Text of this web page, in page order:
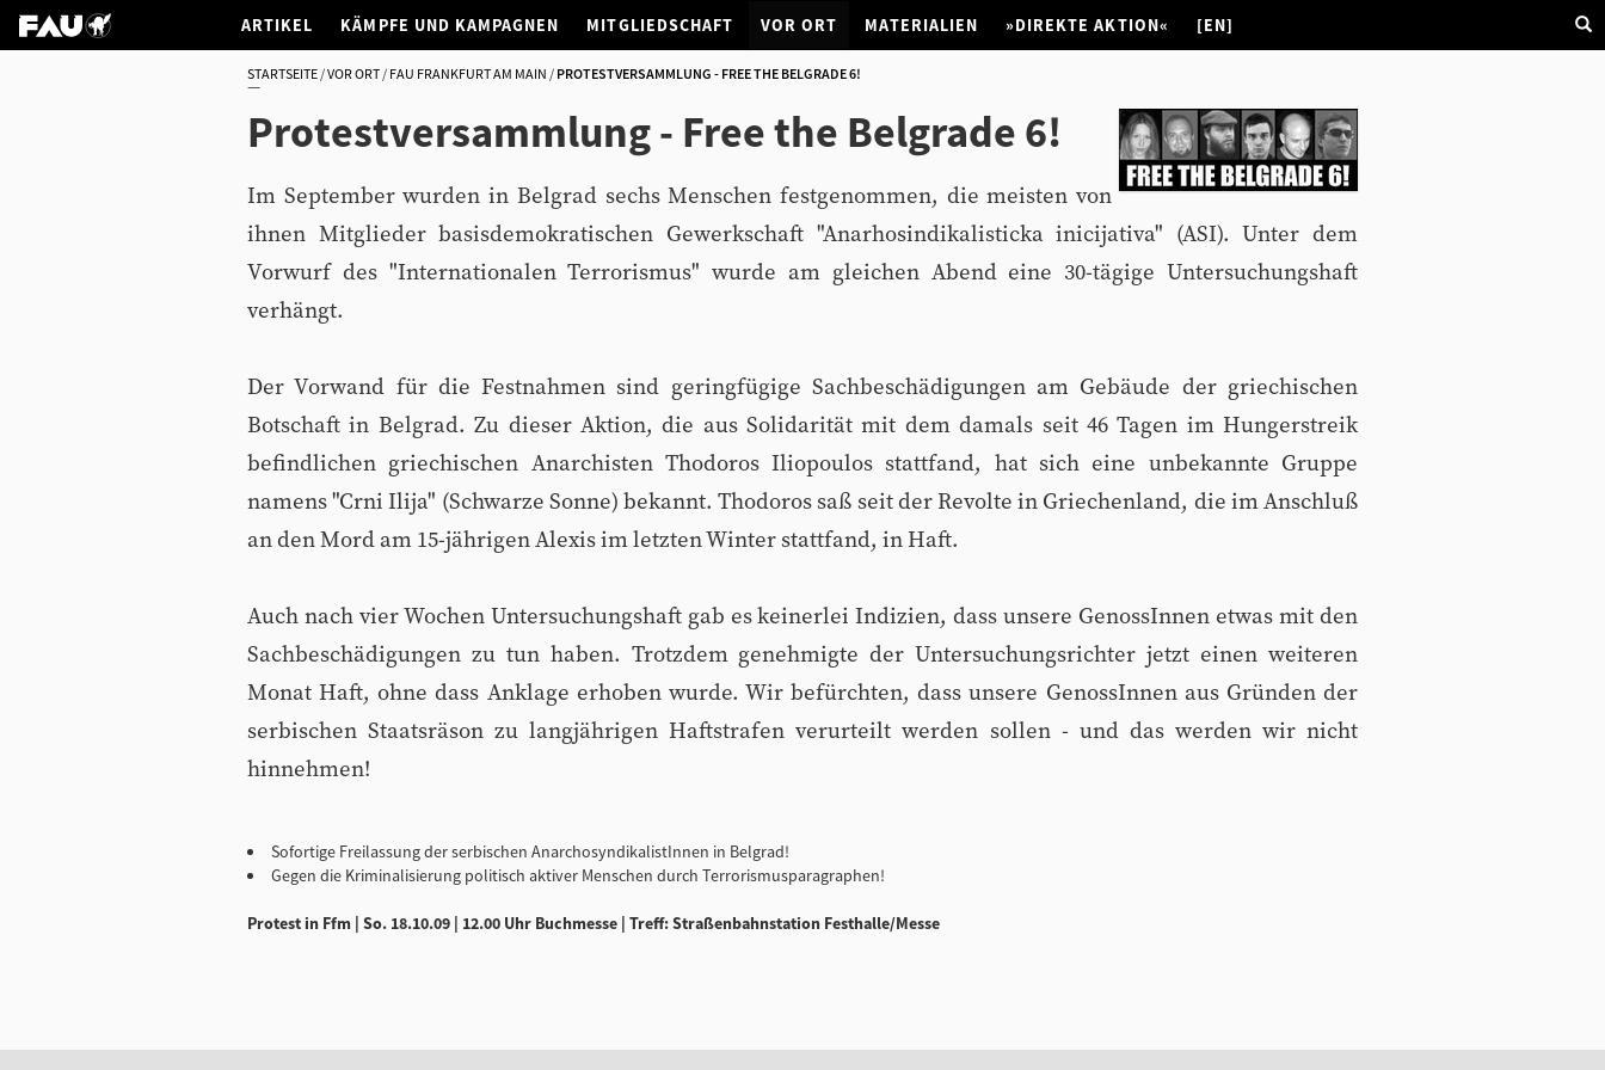
ARTIKEL KÄMPFE UND KAMPAGNEN MITGLIEDSCHAFT VOR ORT MATERIALIEN »DIREKTE AKTION« [EN]
STARTSEITE VOR ORT FAU FRANKFURT AM MAIN PROTESTVERSAMMLUNG - FREE THE BELGRADE 6!
Protestversammlung - Free the Belgrade 6!
Im September wurden in Belgrad sechs Menschen festgenommen, die meisten von
ihnen Mitglieder basisdemokratischen Gewerkschaft "Anarhosindikalisticka inicijativa" (ASI). Unter dem
Vorwurf des "Internationalen Terrorismus" wurde am gleichen Abend eine 30-tägige Untersuchungshaft
verhängt.
Der Vorwand für die Festnahmen sind geringfügige Sachbeschädigungen am Gebäude der griechischen
Botschaft in Belgrad. Zu dieser Aktion, die aus Solidarität mit dem damals seit 46 Tagen im Hungerstreik
befindlichen griechischen Anarchisten Thodoros Iliopoulos stattfand, hat sich eine unbekannte Gruppe
namens "Crni Ilija" (Schwarze Sonne) bekannt. Thodoros saß seit der Revolte in Griechenland, die im Anschluß
an den Mord am 15-jährigen Alexis im letzten Winter stattfand, in Haft.
Auch nach vier Wochen Untersuchungshaft gab es keinerlei Indizien, dass unsere GenossInnen etwas mit den
Sachbeschädigungen zu tun haben. Trotzdem genehmigte der Untersuchungsrichter jetzt einen weiteren
Monat Haft, ohne dass Anklage erhoben wurde. Wir befürchten, dass unsere GenossInnen aus Gründen der
serbischen Staatsräson zu langjährigen Haftstrafen verurteilt werden sollen - und das werden wir nicht
hinnehmen!
Sofortige Freilassung der serbischen AnarchosyndikalistInnen in Belgrad!
Gegen die Kriminalisierung politisch aktiver Menschen durch Terrorismusparagraphen!
Protest in Ffm | So. 18.10.09 | 12.00 Uhr Buchmesse | Treff: Straßenbahnstation Festhalle/Messe